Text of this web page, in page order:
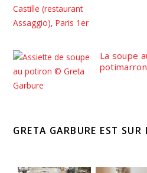
La soupe
GRETA GARBURE EST SUR